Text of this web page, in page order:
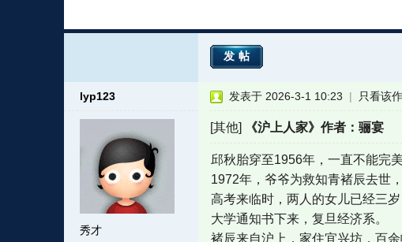
发帖
lyp123
秀才
发表于 2026-3-1 10:23 | 只看该
[其他]《沪上人家》作者：骊宴
邱秋胎穿至1956年，一直不能完
1972年，爷爷为救知青褚辰去世
高考来临时，两人的女儿已经三
大学通知书下来，复旦经济系。
褚辰来自沪上，家住宜兴坊，百